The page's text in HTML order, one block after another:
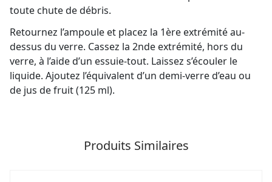
toute chute de débris.
Retournez l’ampoule et placez la 1ère extrémité au-
dessus du verre. Cassez la 2nde extrémité, hors du
verre, à l’aide d’un essuie-tout. Laissez s’écouler le
liquide. Ajoutez l’équivalent d’un demi-verre d’eau ou
de jus de fruit (125 ml).
Produits Similaires